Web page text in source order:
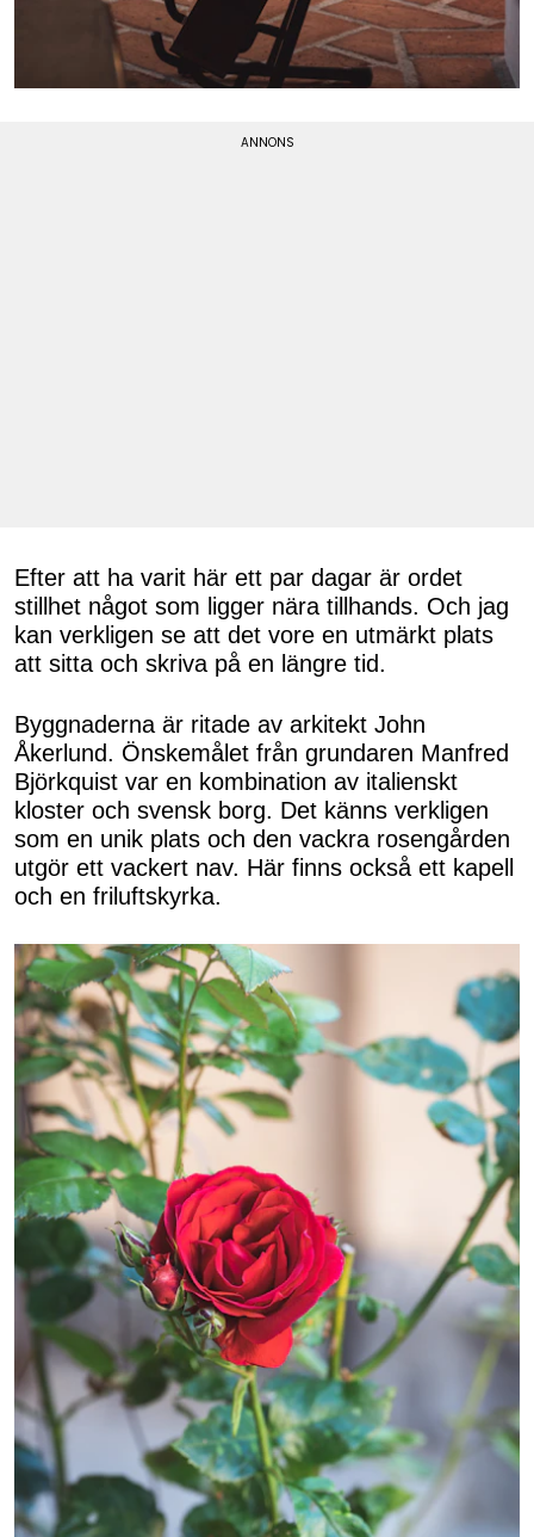
Efter att ha varit här ett par dagar är ordet
stillhet något som ligger nära tillhands. Och jag
kan verkligen se att det vore en utmärkt plats
att sitta och skriva på en längre tid.
Byggnaderna är ritade av arkitekt John
Åkerlund. Önskemålet från grundaren Manfred
Björkquist var en kombination av italienskt
kloster och svensk borg. Det känns verkligen
som en unik plats och den vackra rosengården
utgör ett vackert nav. Här finns också ett kapell
och en friluftskyrka.